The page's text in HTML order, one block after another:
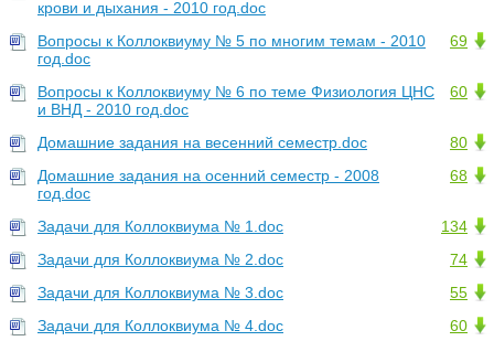
крови и дыхания - 2010 год.doc
69
Вопросы к Коллоквиуму № 5 по многим темам - 2010
год.doc
60
Вопросы к Коллоквиуму № 6 по теме Физиология ЦНС
и ВНД - 2010 год.doc
80
Домашние задания на весенний семестр.doc
68
Домашние задания на осенний семестр - 2008
год.doc
134
Задачи для Коллоквиума № 1.doc
74
Задачи для Коллоквиума № 2.doc
55
Задачи для Коллоквиума № 3.doc
60
Задачи для Коллоквиума № 4.doc